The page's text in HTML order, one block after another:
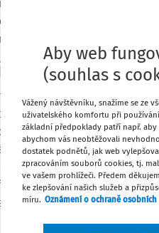
ničení?“ a upozornění na k
kterými jsou občas
či akceptovány jako
o nový instrument při správě
byl nejbližší inspirací pro
roce 1989, zejména proto, že
upravující procesy
v § 284 a násl., kde se
nebo nesplatné
aby takovou daň až do
Aby web
(souhlas s
Vážený návštěvníku, snažíme se ze
uživatelského komfortu při
základní předpoklady patří např.
abychom vás neobtěžovali
dostatek podnětů, jak web
zpracováním souborů cookies, tj.
ve vašem prohlížeči. Předem
ke zlepšování našich služeb a
míru. Oznámení o ochraně